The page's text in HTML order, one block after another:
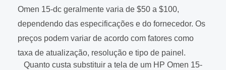
Omen 15-dc geralmente varia de $50 a $100,
dependendo das especificações e do fornecedor. Os
preços podem variar de acordo com fatores como
taxa de atualização, resolução e tipo de painel.
Quanto custa substituir a tela de um HP Omen 15-